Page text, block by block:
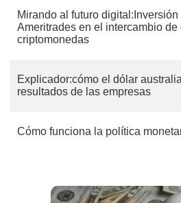
Mirando al futuro
Ameritrades en el intercambio de
criptomonedas
Explicador:cómo el dólar
resultados de las empresas
Cómo funciona la política